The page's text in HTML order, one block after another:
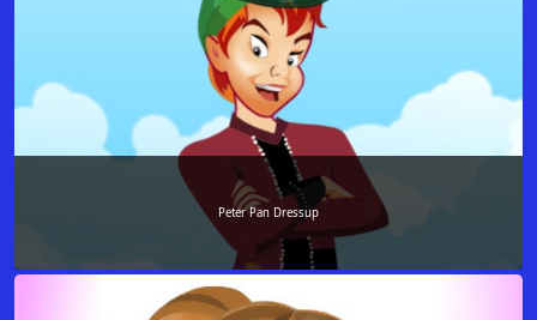
Peter Pan Dressup